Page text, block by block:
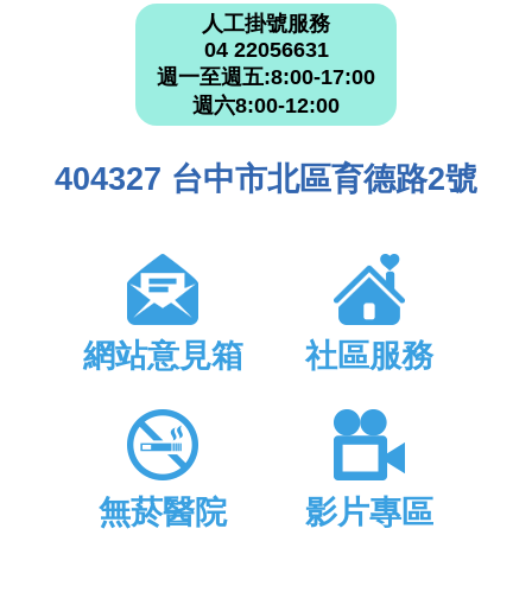
人工掛號服務
04 22056631
週一至週五:8:00-17:00
週六8:00-12:00
404327 台中市北區育德路2號
網站意見箱 社區服務
無菸醫院 影片專區